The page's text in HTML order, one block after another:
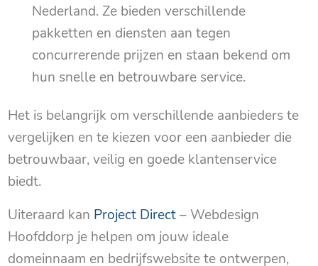
Nederland. Ze bieden verschillende
pakketten en diensten aan tegen
concurrerende prijzen en staan bekend om
hun snelle en betrouwbare service.
Het is belangrijk om verschillende aanbieders te
vergelijken en te kiezen voor een aanbieder die
betrouwbaar, veilig en goede klantenservice
biedt.
Uiteraard kan Project Direct– Webdesign
Hoofddorp je helpen om jouw ideale
domeinnaam en bedrijfswebsite te ontwerpen,